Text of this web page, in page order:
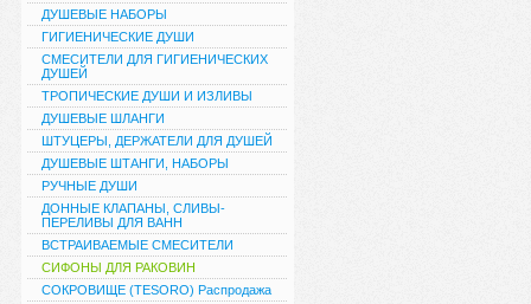
ДУШЕВЫЕ НАБОРЫ
ГИГИЕНИЧЕСКИЕ ДУШИ
СМЕСИТЕЛИ ДЛЯ ГИГИЕНИЧЕСКИХ
ДУШЕЙ
ТРОПИЧЕСКИЕ ДУШИ И ИЗЛИВЫ
ДУШЕВЫЕ ШЛАНГИ
ШТУЦЕРЫ, ДЕРЖАТЕЛИ ДЛЯ ДУШЕЙ
ДУШЕВЫЕ ШТАНГИ, НАБОРЫ
РУЧНЫЕ ДУШИ
ДОННЫЕ КЛАПАНЫ, СЛИВЫ-
ПЕРЕЛИВЫ ДЛЯ ВАНН
ВСТРАИВАЕМЫЕ СМЕСИТЕЛИ
СИФОНЫ ДЛЯ РАКОВИН
СОКРОВИЩЕ (TESORO) Распродажа